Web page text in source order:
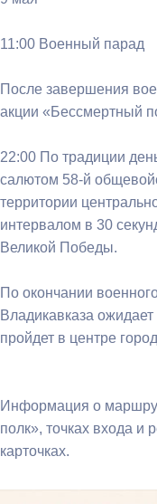
11:00 Военный парад
После завершения
акции «Бессмертный
22:00 По традиции
салютом 58-й
территории
интервалом в 30
Великой Победы.
По окончании
Владикавказа
пройдет в центре
Информация о
полк», точках входа и
карточках.